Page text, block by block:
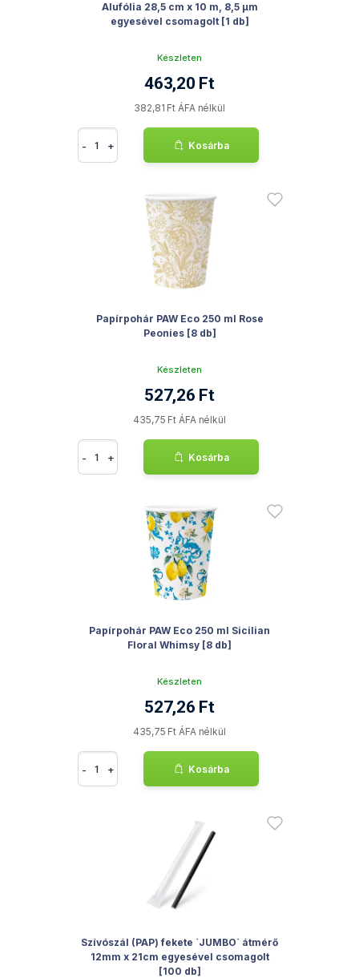
Alufólia 28,5 cm x 10 m, 8,5 µm
egyesével csomagolt [1 db]
Készleten
463,20 Ft
382,81 Ft ÁFA nélkül
- + Kosárba
Papírpohár PAW Eco 250 ml Rose
Peonies [8 db]
Készleten
527,26 Ft
435,75 Ft ÁFA nélkül
- + Kosárba
Papírpohár PAW Eco 250 ml Sicilian
Floral Whimsy [8 db]
Készleten
527,26 Ft
435,75 Ft ÁFA nélkül
- + Kosárba
Szívószál (PAP) fekete `JUMBO` átmérő
12mm x 21cm egyesével csomagolt
[100 db]